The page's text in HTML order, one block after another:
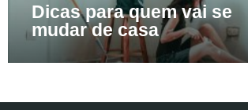
Dicas para quem vai se
mudar de casa